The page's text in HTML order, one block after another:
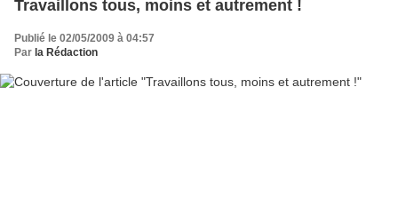
Travaillons tous, moins et autrement !
Publié le 02/05/2009 à 04:57
Par la Rédaction